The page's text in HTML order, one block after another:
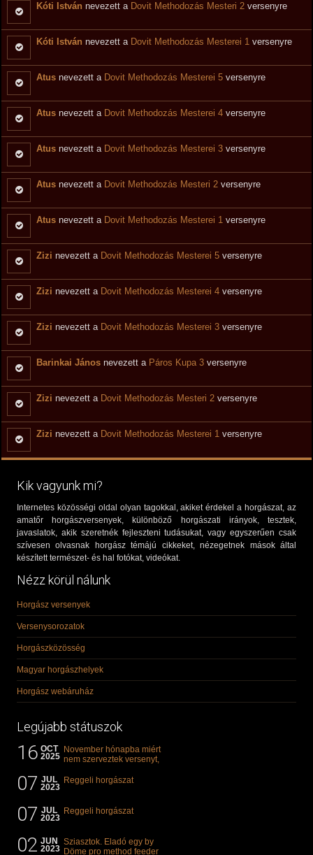
Kóti István nevezett a Dovit Methodozás Mesteri 2 versenyre
Kóti István nevezett a Dovit Methodozás Mesterei 1 versenyre
Atus nevezett a Dovit Methodozás Mesterei 5 versenyre
Atus nevezett a Dovit Methodozás Mesterei 4 versenyre
Atus nevezett a Dovit Methodozás Mesterei 3 versenyre
Atus nevezett a Dovit Methodozás Mesteri 2 versenyre
Atus nevezett a Dovit Methodozás Mesterei 1 versenyre
Zizi nevezett a Dovit Methodozás Mesterei 5 versenyre
Zizi nevezett a Dovit Methodozás Mesterei 4 versenyre
Zizi nevezett a Dovit Methodozás Mesterei 3 versenyre
Barinkai János nevezett a Páros Kupa 3 versenyre
Zizi nevezett a Dovit Methodozás Mesteri 2 versenyre
Zizi nevezett a Dovit Methodozás Mesterei 1 versenyre
Kik vagyunk mi?
Internetes közösségi oldal olyan tagokkal, akiket érdekel a horgászat, az
amatőr horgászversenyek, különböző horgászati irányok, tesztek,
javaslatok, akik szeretnék fejleszteni tudásukat, vagy egyszerűen csak
szívesen olvasnak horgász témájú cikkeket, nézegetnek mások által
készített természet- és hal fotókat, videókat.
Nézz körül nálunk
Horgász versenyek
Versenysorozatok
Horgászközösség
Magyar horgászhelyek
Horgász webáruház
Legújabb státuszok
16 OCT
2025
November hónapba miért
nem szerveztek versenyt,
"kárászos"...
07 JUL
2023
Reggeli horgászat
07 JUL
2023
Reggeli horgászat
02 JUN
2023
Sziasztok. Eladó egy by
Döme pro method feeder